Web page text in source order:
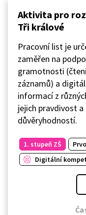
Aktivita pro
Tři králové
Pracovní list je
zaměřen na
gramotnosti
záznamů) a
informací z
jejich pravdivost
důvěryhodností.
1. stupeň ZŠ
Digitální